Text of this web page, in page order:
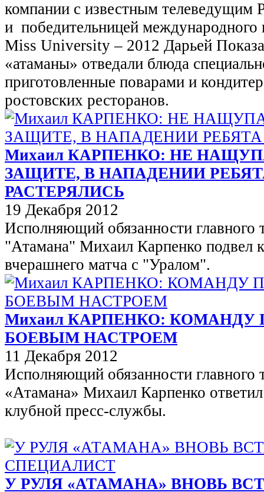
компании с известным телеведущим
и победительницей международного
Miss University – 2012 Дарьей
«атаманы» отведали блюда
приготовленные поварами и
ростовских ресторанов.
Михаил КАРПЕНКО: НЕ
ЗАЩИТЕ, В НАПАДЕНИИ
РАСТЕРЯЛИСЬ
19 Декабря 2012
Исполняющий обязанности главного
"Атамана" Михаил Карпенко подвел
вчерашнего матча с "Уралом".
Михаил КАРПЕНКО:
БОЕВЫМ НАСТРОЕМ
11 Декабря 2012
Исполняющий обязанности главного
«Атамана» Михаил Карпенко
клубной пресс-службы.
У РУЛЯ «АТАМАНА» ВНОВЬ